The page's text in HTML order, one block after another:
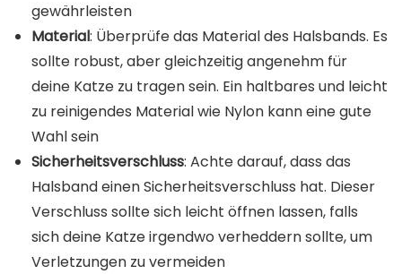
gewährleisten
Material: Überprüfe das Material des Halsbands. Es
sollte robust, aber gleichzeitig angenehm für
deine Katze zu tragen sein. Ein haltbares und leicht
zu reinigendes Material wie Nylon kann eine gute
Wahl sein
Sicherheitsverschluss: Achte darauf, dass das
Halsband einen Sicherheitsverschluss hat. Dieser
Verschluss sollte sich leicht öffnen lassen, falls
sich deine Katze irgendwo verheddern sollte, um
Verletzungen zu vermeiden